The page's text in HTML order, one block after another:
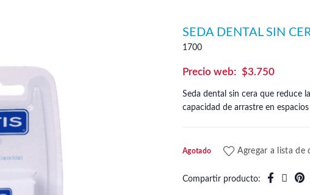
SEDA DENTAL SIN
1700
$3.750
Seda dental sin cera que reduce
capacidad de arrastre en
Agotado Agregar a lista de
Compartir producto